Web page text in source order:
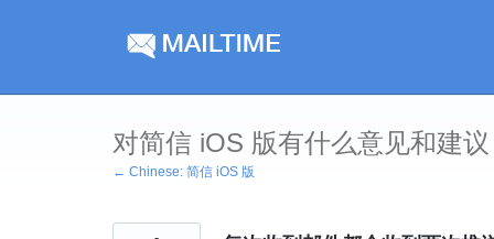
对简信 iOS 版有什么意见和建议
← Chinese: 简信 iOS 版